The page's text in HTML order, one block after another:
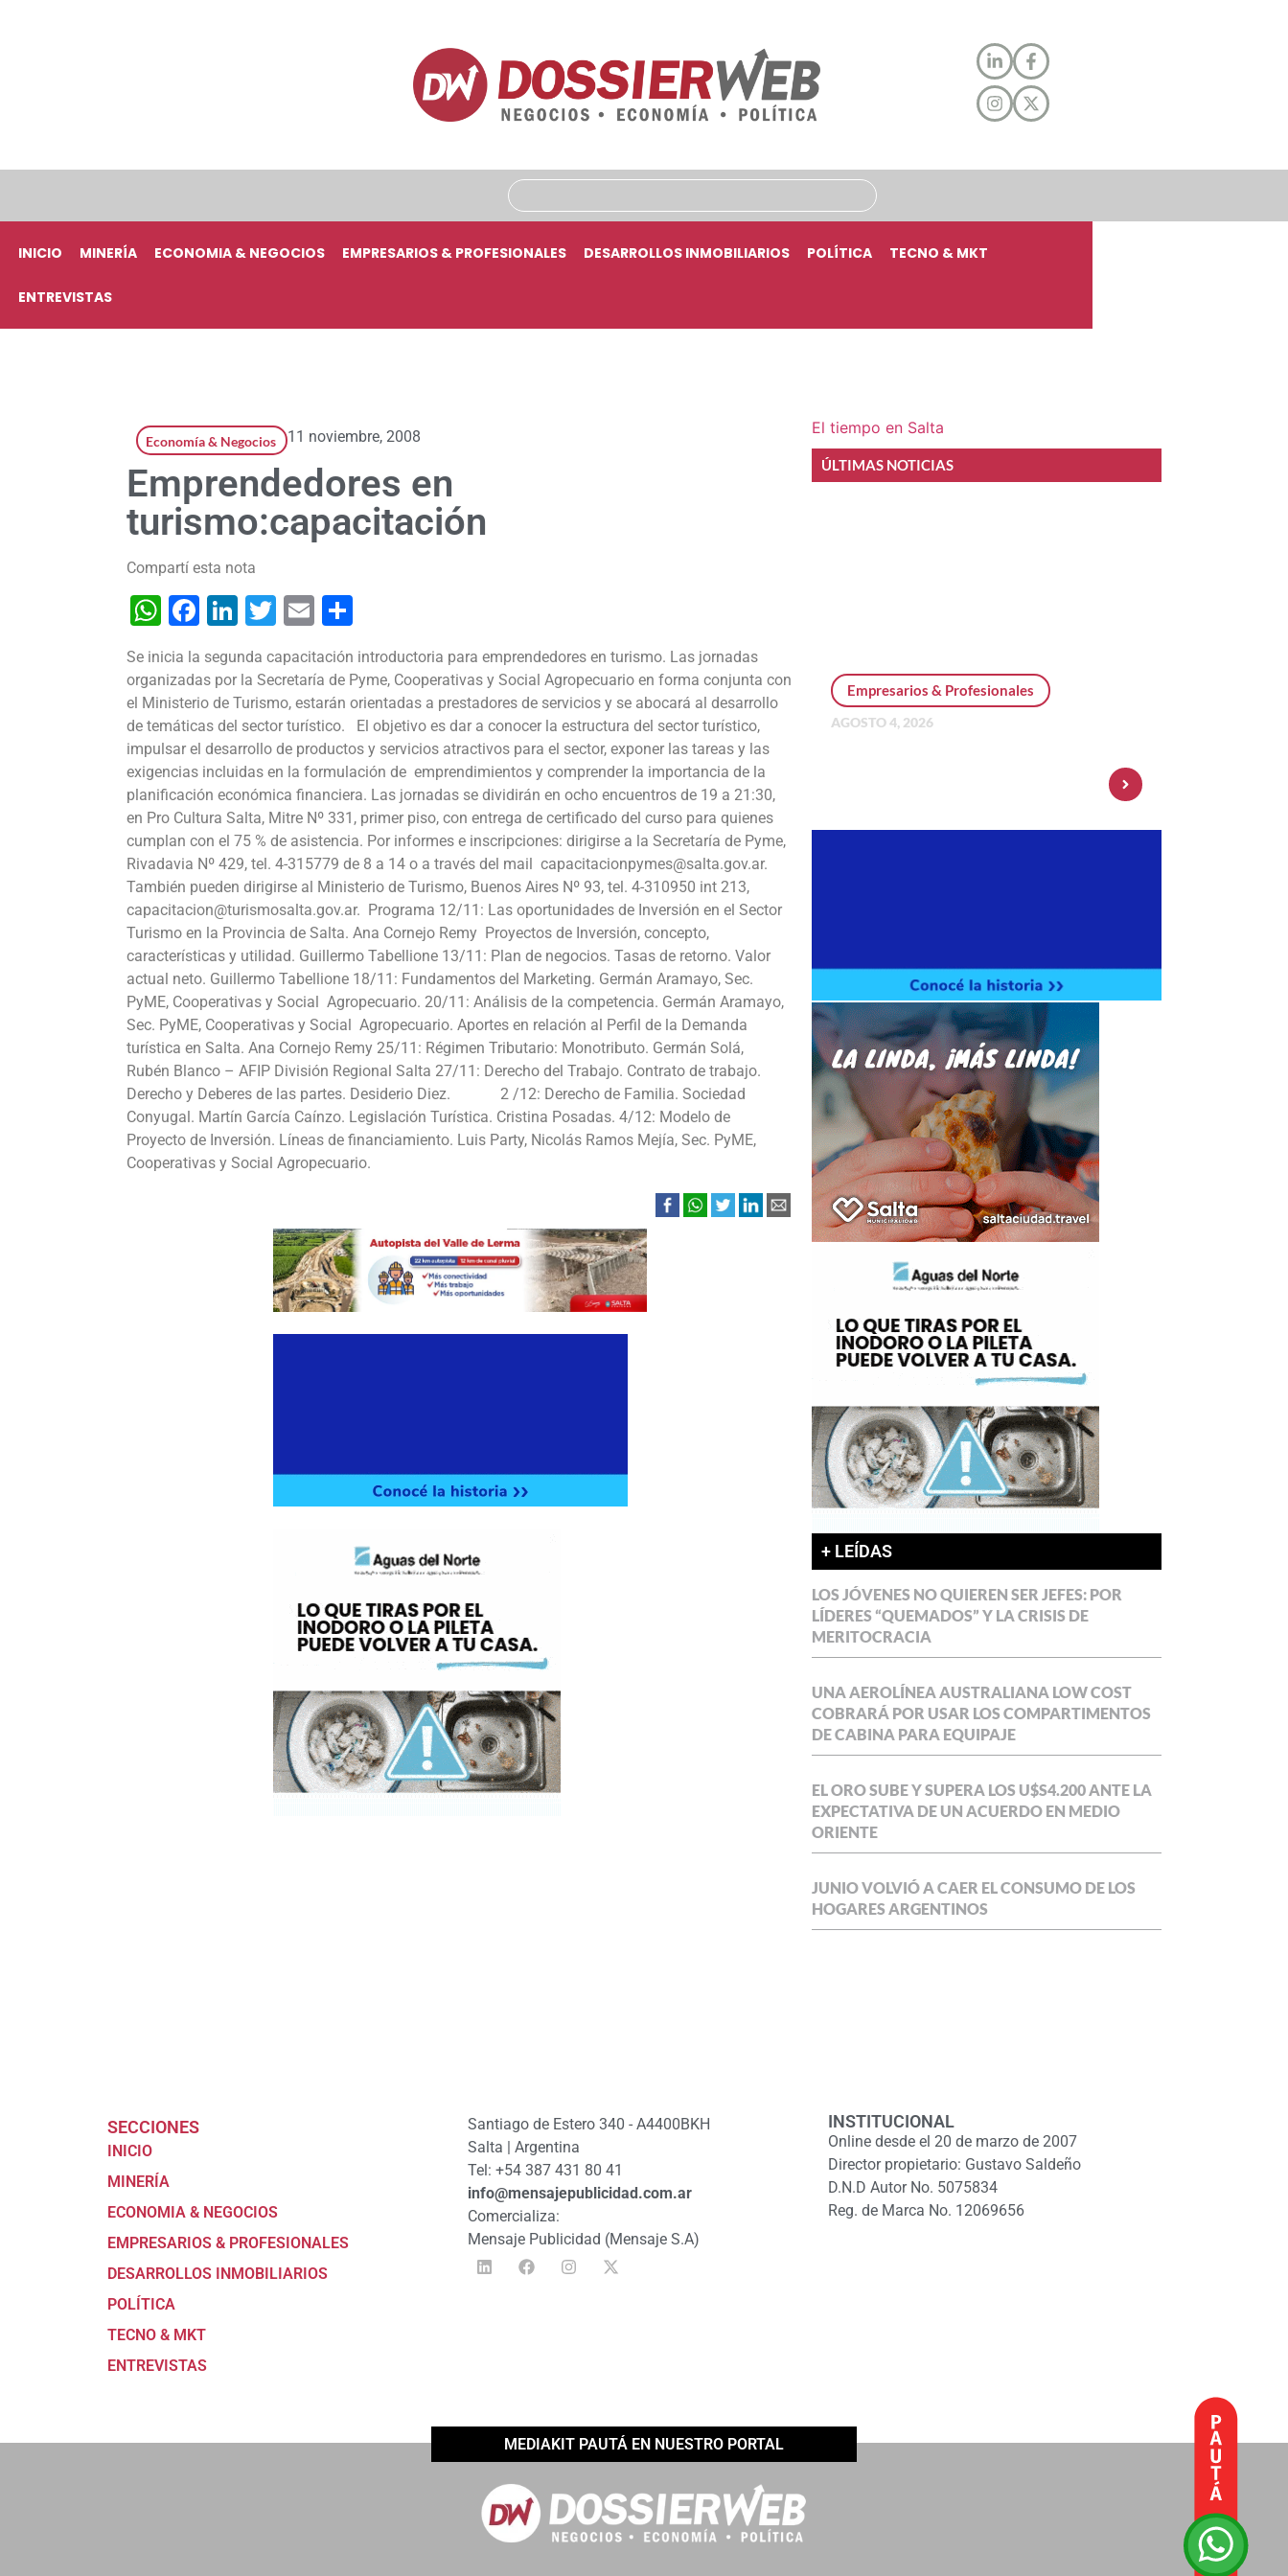
INICIO MINERÍA ECONOMIA & NEGOCIOS EMPRESARIOS & PROFESIONALES DESARROLLOS INMOBILIARIOS POLÍTICA TECNO & MKT
ENTREVISTAS
Economía & Negocios 11 noviembre, 2008
Emprendedores en
turismo:capacitación
Compartí esta nota
WhatsApp
Facebook
LinkedIn
Twitter
Email
Se inicia la segunda capacitación introductoria para emprendedores en turismo. Las jornadas
organizadas por la Secretaría de Pyme, Cooperativas y Social Agropecuario en forma conjunta con
el Ministerio de Turismo, estarán orientadas a prestadores de servicios y se abocará al desarrollo
de temáticas del sector turístico.
El objetivo es dar a conocer la estructura del sector turístico,
impulsar el desarrollo de productos y servicios atractivos para el sector, exponer las tareas y las
exigencias incluidas en la formulación de emprendimientos y comprender la importancia de la
planificación económica financiera. Las jornadas se dividirán en ocho encuentros de 19 a 21:30,
en Pro Cultura Salta, Mitre Nº 331, primer piso, con entrega de certificado del curso para quienes
cumplan con el 75 % de asistencia. Por informes e inscripciones: dirigirse a la Secretaría de Pyme,
Rivadavia Nº 429, tel. 4-315779 de 8 a 14 o a través del mail capacitacionpymes@salta.gov.ar.
También pueden dirigirse al Ministerio de Turismo, Buenos Aires Nº 93, tel. 4-310950 int 213,
capacitacion@turismosalta.gov.ar. Programa 12/11: Las oportunidades de Inversión en el Sector
Turismo en la Provincia de Salta. Ana Cornejo Remy Proyectos de Inversión, concepto,
características y utilidad. Guillermo Tabellione 13/11: Plan de negocios. Tasas de retorno. Valor
actual neto. Guillermo Tabellione 18/11: Fundamentos del Marketing. Germán Aramayo, Sec.
PyME, Cooperativas y Social Agropecuario. 20/11: Análisis de la competencia. Germán Aramayo,
Sec. PyME, Cooperativas y Social Agropecuario. Aportes en relación al Perfil de la Demanda
turística en Salta. Ana Cornejo Remy 25/11: Régimen Tributario: Monotributo. Germán Solá,
Rubén Blanco – AFIP División Regional Salta 27/11: Derecho del Trabajo. Contrato de trabajo.
Derecho y Deberes de las partes. Desiderio Diez. 2 /12: Derecho de Familia. Sociedad
Conyugal. Martín García Caínzo. Legislación Turística. Cristina Posadas. 4/12: Modelo de
Proyecto de Inversión. Líneas de financiamiento. Luis Party, Nicolás Ramos Mejía, Sec. PyME,
Cooperativas y Social Agropecuario.
El tiempo en Salta
ÚLTIMAS NOTICIAS
Empresarios & Profesionales
AGOSTO 4, 2026
+ LEÍDAS
LOS JÓVENES NO QUIEREN SER JEFES: POR
LÍDERES “QUEMADOS” Y LA CRISIS DE
MERITOCRACIA
UNA AEROLÍNEA AUSTRALIANA LOW COST
COBRARÁ POR USAR LOS COMPARTIMENTOS
DE CABINA PARA EQUIPAJE
EL ORO SUBE Y SUPERA LOS U$S4.200 ANTE LA
EXPECTATIVA DE UN ACUERDO EN MEDIO
ORIENTE
JUNIO VOLVIÓ A CAER EL CONSUMO DE LOS
HOGARES ARGENTINOS
SECCIONES
INICIO
MINERÍA
ECONOMIA & NEGOCIOS
EMPRESARIOS & PROFESIONALES
DESARROLLOS INMOBILIARIOS
POLÍTICA
TECNO & MKT
ENTREVISTAS
Santiago de Estero 340 - A4400BKH
Salta | Argentina
Tel: +54 387 431 80 41
info@mensajepublicidad.com.ar
Comercializa:
Mensaje Publicidad (Mensaje S.A)
INSTITUCIONAL
Online desde el 20 de marzo de 2007
Director propietario: Gustavo Saldeño
D.N.D Autor No. 5075834
Reg. de Marca No. 12069656
MEDIAKIT PAUTÁ EN NUESTRO PORTAL